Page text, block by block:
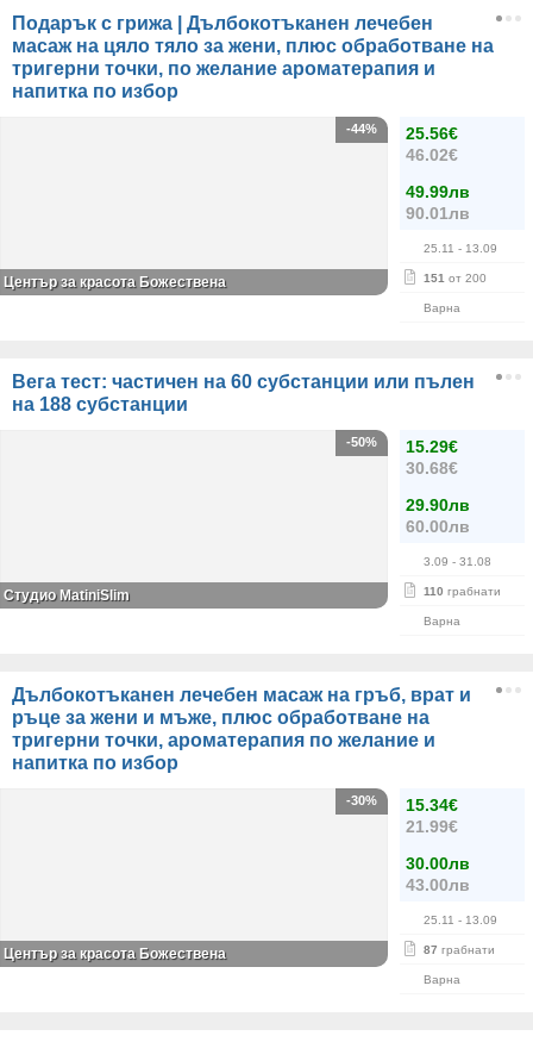
Подарък с грижа | Дълбокотъканен лечебен
масаж на цяло тяло за жени, плюс обработване на
тригерни точки, по желание ароматерапия и
напитка по избор
25.56€
46.02€
49.99лв
90.01лв
25.11 - 13.09
151 от 200
Варна
-44%
Център за красота Божествена
Вега тест: частичен на 60 субстанции или пълен
на 188 субстанции
15.29€
30.68€
29.90лв
60.00лв
3.09 - 31.08
110 грабнати
Варна
-50%
Студио MatiniSlim
Дълбокотъканен лечебен масаж на гръб, врат и
ръце за жени и мъже, плюс обработване на
тригерни точки, ароматерапия по желание и
напитка по избор
15.34€
21.99€
30.00лв
43.00лв
25.11 - 13.09
87 грабнати
Варна
-30%
Център за красота Божествена